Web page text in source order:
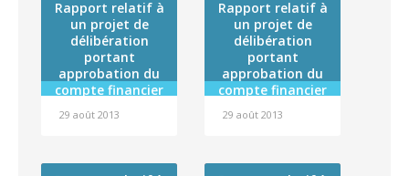
française et
l’Autorité de
Sûreté Nucléaire
Rapport relatif à
un projet de
délibération
portant
approbation du
compte financier
de l’établissement
dénommé
29 août 2013
Rapport relatif à
un projet de
délibération
portant
approbation du
compte financier
de l’établissement
dénommé « Fare
29 août 2013